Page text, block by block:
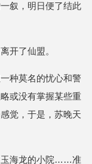
叙，明日便了结此
开了仙盟。
种莫名的忧心和警
或没有掌握某些重
觉，于是，苏晚天
玉海龙的小院……准